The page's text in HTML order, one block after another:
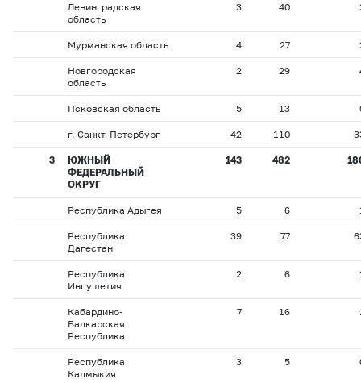
Ленинградская
область
3 40
Мурманская область 4 27
Новгородская
область
2 29
Псковская область 5 13
г. Санкт-Петербург 42 110
3
ЮЖНЫЙ
ФЕДЕРАЛЬНЫЙ
ОКРУГ
143 482
Республика Адыгея 5 6
Республика
Дагестан
39 77
Республика
Ингушетия
2 6
Кабардино-
Балкарская
Республика
7 16
Республика
Калмыкия
3 5